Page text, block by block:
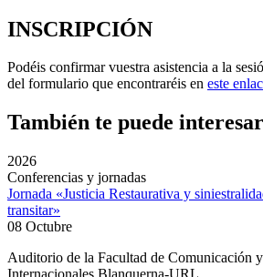
INSCRIPCIÓN
Podéis confirmar vuestra asistencia a la
del formulario que encontraréis en este
También te puede interesar
2026
Conferencias y jornadas
Jornada «Justicia Restaurativa y
transitar»
08 Octubre
Auditorio de la Facultad de Comunicación